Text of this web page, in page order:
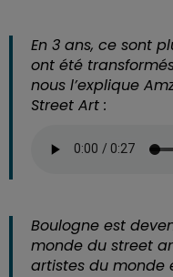
En 3 ans, ce sont
ont été
nous l’explique
Street Art :
Boulogne est
monde du street
artistes du monde